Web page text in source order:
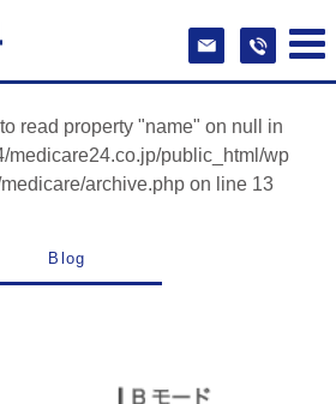
read property "name" on null in
medicare24.co.jp/public_html/wp
archive.php on line 13